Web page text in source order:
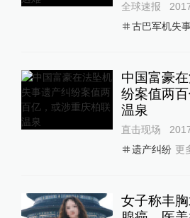
全球速报
古巴军机失
中国富豪
纷案值两
温泉
直击现场
遗产纠纷 更
女子称丰